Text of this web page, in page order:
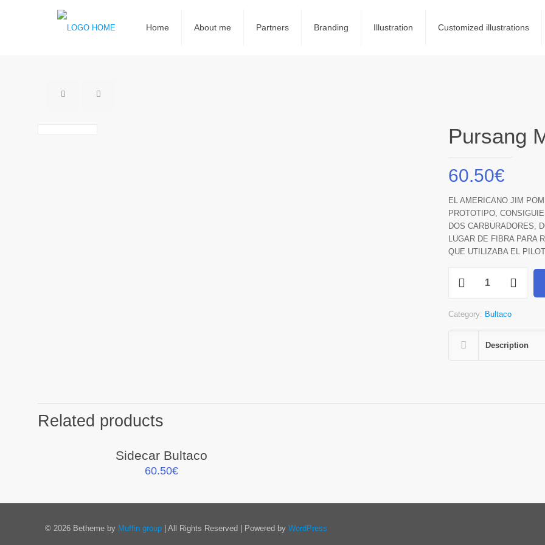
Home About me Partners Branding Illustration Customized illustrations
Pursang
60.50€
EL AMERICANO JIM
PROTOTIPO,
DOS CARBURADORES,
LUGAR DE FIBRA PARA
QUE UTILIZABA EL
MK7
Category: Bultaco
Description
Related products
Sidecar Bultaco
60.50€
© 2026 Betheme by Muffin group | All Rights Reserved | Powered by WordPress